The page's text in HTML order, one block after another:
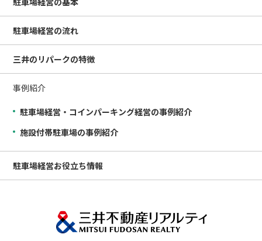
駐車場経営の流れ
三井のリパークの特徴
事例紹介
駐車場経営・コインパーキング経営の事例紹介
施設付帯駐車場の事例紹介
駐車場経営お役立ち情報